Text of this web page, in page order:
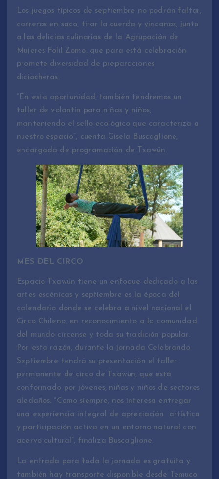
Los juegos típicos de septiembre no podrán faltar,
carreras en saco, tirar la cuerda y yincanas, junto
a las delicias culinarias de la Agrupación de
Mujeres Folil Zomo, que para está celebración
promete diversidad de preparaciones
diciocheras.
“En esta oportunidad, también tendremos un
taller de volantín para niñas y niños,
manteniendo el sello ecológico que caracteriza a
nuestro espacio”, cuenta Gisela Buscaglione,
encargada de programación de Txawün.
MES DEL CIRCO
Espacio Txawün tiene un enfoque dedicado a las
artes escénicas y septiembre es la época del
calendario donde se celebra a nivel nacional el
Circo Chileno, en reconocimiento a la comunidad
del mundo circense y toda su tradición popular.
Por esta razón, durante la jornada Celebrando
Septiembre tendrá su presentación el taller
permanente de circo de Txawün, que está
conformado por jóvenes, niñas y niños de sectores
aledaños. “Como siempre, nos interesa entregar
una experiencia integral de apreciación artística
y participación activa en un entorno natural con
acervo cultural”, finaliza Buscaglione.
La entrada para toda la jornada es gratuita y
también hay transporte disponible desde Temuco